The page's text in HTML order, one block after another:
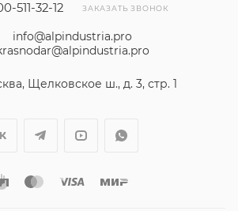
511-32-12 ЗАКАЗАТЬ ЗВОНОК
info@alpindustria.pro
Щелковское ш., д. 3, стр. 1